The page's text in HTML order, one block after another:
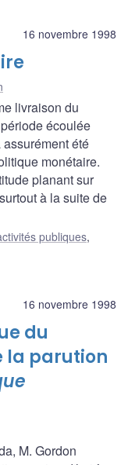
16 novembre 1998
livraison du
écoulée
été
monétaire.
planant sur
à la suite de
publiques,
16 novembre 1998
du
la parution
M. Gordon